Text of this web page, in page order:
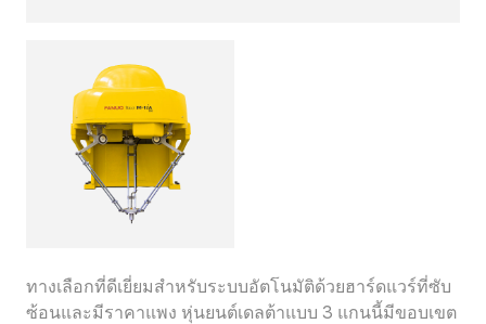
ทางเลือกที่ดีเยี่ยมสำหรับระบบอัตโนมัติด้วยฮาร์ดแวร์ที่ซับ
ซ้อนและมีราคาแพง หุ่นยนต์เดลต้าแบบ 3 แกนนี้มีขอบเขต